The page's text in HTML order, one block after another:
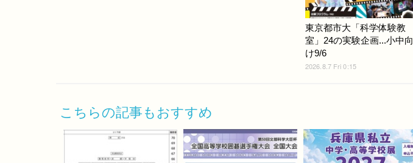
東京都市大「科学体験教
室」24の実験企画...小中向
け9/6
2026.8.7 Fri 0:15
こちらの記事もおすすめ